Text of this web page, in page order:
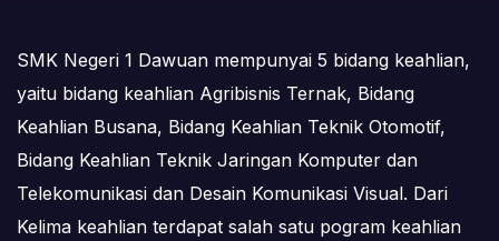
SMK Negeri 1 Dawuan mempunyai 5 bidang keahlian,
yaitu bidang keahlian Agribisnis Ternak, Bidang
Keahlian Busana, Bidang Keahlian Teknik Otomotif,
Bidang Keahlian Teknik Jaringan Komputer dan
Telekomunikasi dan Desain Komunikasi Visual. Dari
Kelima keahlian terdapat salah satu pogram keahlian